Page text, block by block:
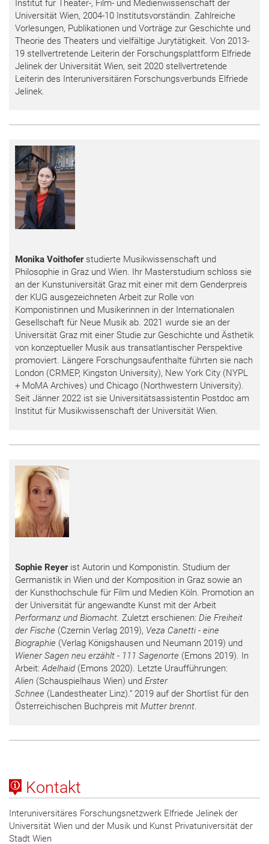
Institut für Theater-, Film- und Medienwissenschaft der
Universität Wien, 2004-10 Institutsvorständin. Zahlreiche
Vorlesungen, Publikationen und Vorträge zur Geschichte und
Theorie des Theaters und vielfältige Jurytätigkeit. Von 2013-
19 stellvertretende Leiterin der Forschungsplattform Elfriede
Jelinek der Universität Wien, seit 2020 stellvertretende
Leiterin des Interuniversitären Forschungsverbunds Elfriede
Jelinek.
Monika Voithoferstudierte Musikwissenschaft und
Philosophie in Graz und Wien. Ihr Masterstudium schloss sie
an der Kunstuniversität Graz mit einer mit dem Genderpreis
der KUG ausgezeichneten Arbeit zur Rolle von
Komponistinnen und Musikerinnen in der Internationalen
Gesellschaft für Neue Musik ab. 2021 wurde sie an der
Universität Graz mit einer Studie zur Geschichte und Ästhetik
von konzeptueller Musik aus transatlantischer Perspektive
promoviert. Längere Forschungsaufenthalte führten sie nach
London (CRMEP, Kingston University), New York City (NYPL
+ MoMA Archives) und Chicago (Northwestern University).
Seit Jänner 2022 ist sie Universitätsassistentin Postdoc am
Institut für Musikwissenschaft der Universität Wien.
Sophie Reyerist Autorin und Komponistin. Studium der
Germanistik in Wien und der Komposition in Graz sowie an
der Kunsthochschule für Film und Medien Köln. Promotion an
der Universität für angewandte Kunst mit der Arbeit
Performanz und Biomacht. Zuletzt erschienen: Die Freiheit
der Fische (Czernin Verlag 2019), Veza Canetti - eine
Biographie (Verlag Königshausen und Neumann 2019) und
Wiener Sagen neu erzählt - 111 Sagenorte (Emons 2019). In
Arbeit:Adelhaid (Emons 2020). Letzte Uraufführungen:
Alien (Schauspielhaus Wien) und Erster
Schnee (Landestheater Linz).“ 2019 auf der Shortlist für den
Österreichischen Buchpreis mit Mutter brennt.
Kontakt
Interuniversitäres Forschungsnetzwerk Elfriede Jelinek der
Universität Wien und der Musik und Kunst Privatuniversität der
Stadt Wien